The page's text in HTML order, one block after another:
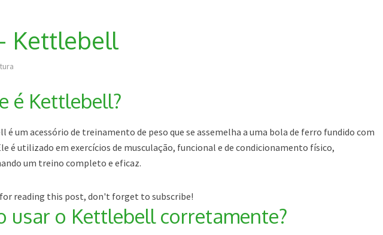
Kettlebell
é Kettlebell?
é um acessório de treinamento de peso que se assemelha a uma bola de ferro fundido com
é utilizado em exercícios de musculação, funcional e de condicionamento físico,
um treino completo e eficaz.
reading this post, don't forget to subscribe!
usar o Kettlebell corretamente?